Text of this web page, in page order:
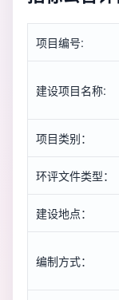
项目编号:
建设项目名称:
项目类别：
环评文件类型：
建设地点：
编制方式：